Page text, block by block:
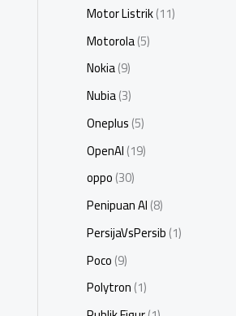
Motor Listrik(11)
Motorola(5)
Nokia(9)
Nubia(3)
Oneplus(5)
OpenAI(19)
oppo(30)
Penipuan AI(8)
PersijaVsPersib(1)
Poco(9)
Polytron(1)